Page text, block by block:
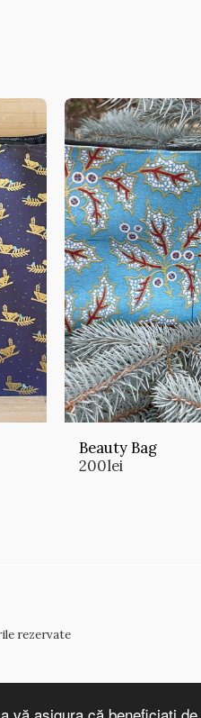
vă asigura că beneficiați
Beauty Bag
200lei
rezervate